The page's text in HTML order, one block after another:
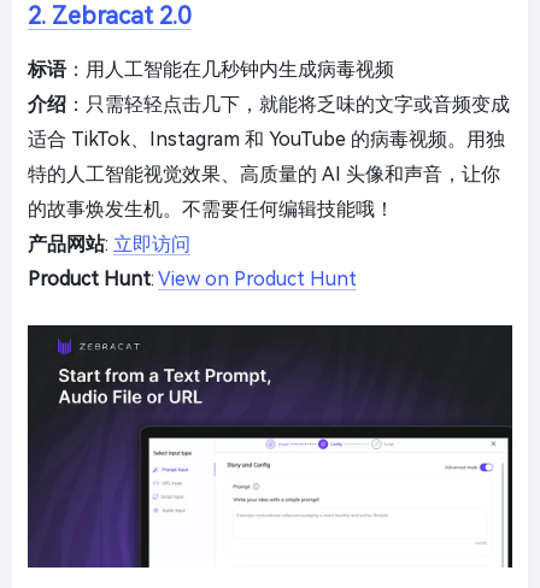
2. Zebracat 2.0
标语：用人工智能在几秒钟内生成病毒视频
介绍 ：只需轻轻点击几下，就能将乏味的文字或音频变成
适合 TikTok、Instagram 和 YouTube 的病毒视频。用独
特的人工智能视觉效果、高质量的 AI 头像和声音，让你
的故事焕发生机。不需要任何编辑技能哦！
产品网站: 立即访问
Product Hunt: View on Product Hunt